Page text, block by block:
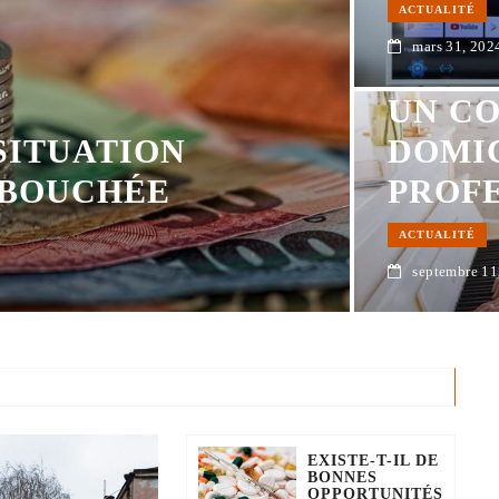
ACTUALITÉ
mars 31,
UN
ACTUALITÉ
septembre
EXISTE-T-IL DE
BONNES
OPPORTUNITÉS